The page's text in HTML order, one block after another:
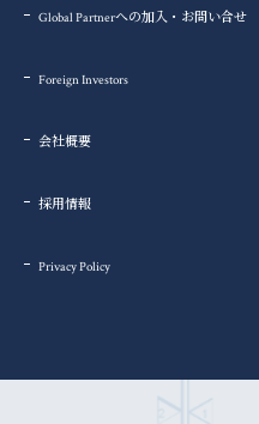
Global Partnerへの加入・お問い合せ
Foreign Investors
会社概要
採用情報
Privacy Policy